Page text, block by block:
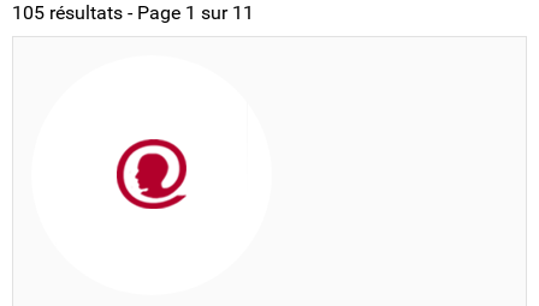
105 résultats - Page 1 sur 11